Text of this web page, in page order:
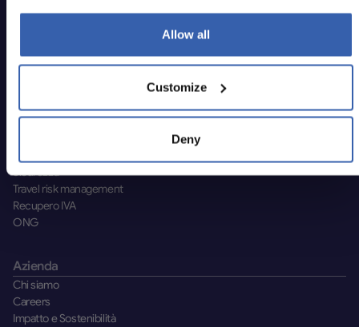
Allow all
Customize
Deny
Product
Soggiorni
Sicurezza
Travel risk management
Recupero IVA
ONG
Azienda
Chi siamo
Careers
Impatto e Sostenibilità